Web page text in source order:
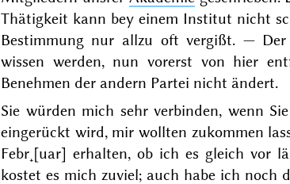
Thätigkeit kann bey einem Institut nicht
Bestimmung nur allzu oft vergißt. — Der
wissen werden, nun vorerst von hier
Benehmen der andern Partei nicht ändert.
Sie würden mich sehr verbinden, wenn
eingerückt wird, mir wollten zukommen
Febr˖[uar] erhalten, ob ich es gleich vor
kostet es mich zuviel; auch habe ich noch